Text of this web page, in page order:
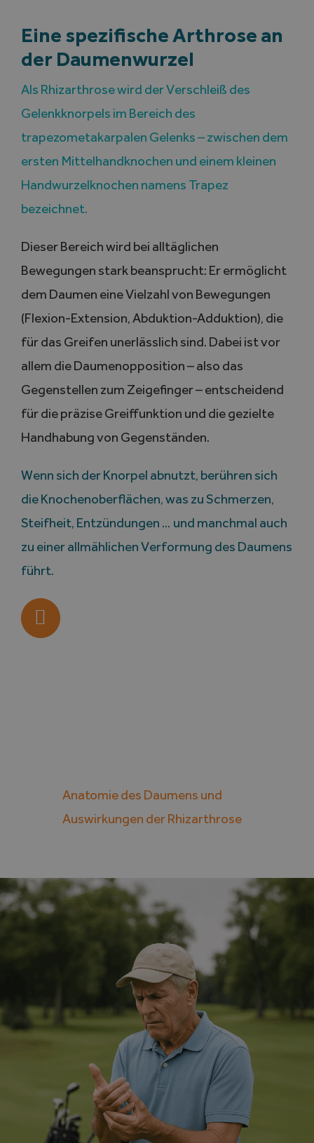
Eine spezifische Arthrose an
der Daumenwurzel
Als Rhizarthrose wird der Verschleiß des
Gelenkknorpels im Bereich des
trapezometakarpalen Gelenks – zwischen dem
ersten Mittelhandknochen und einem kleinen
Handwurzelknochen namens Trapez
bezeichnet.
Dieser Bereich wird bei alltäglichen
Bewegungen stark beansprucht: Er ermöglicht
dem Daumen eine Vielzahl von Bewegungen
(Flexion-Extension, Abduktion-Adduktion), die
für das Greifen unerlässlich sind. Dabei ist vor
allem die Daumenopposition – also das
Gegenstellen zum Zeigefinger – entscheidend
für die präzise Greiffunktion und die gezielte
Handhabung von Gegenständen.
Wenn sich der Knorpel abnutzt, berühren sich
die Knochenoberflächen, was zu Schmerzen,
Steifheit, Entzündungen … und manchmal auch
zu einer allmählichen Verformung des Daumens
führt.
Anatomie des Daumens und
Auswirkungen der Rhizarthrose